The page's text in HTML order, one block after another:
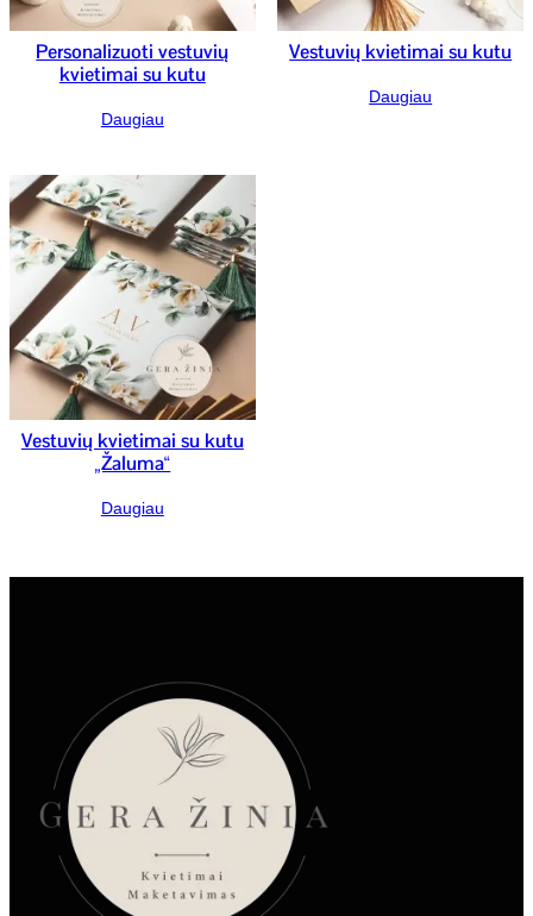
Personalizuoti vestuvių
kvietimai su kutu
Daugiau
Vestuvių kvietimai su kutu
Daugiau
Vestuvių kvietimai su kutu
„Žaluma“
Daugiau